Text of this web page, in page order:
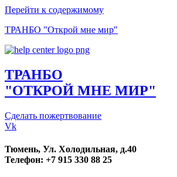
Перейти к содержимому
ТРАНБО "Открой мне мир"
ТРАНБО
"ОТКРОЙ МНЕ МИР"
Сделать пожертвование
Vk
Тюмень, Ул. Холодильная, д.40
Телефон: +7 915 330 88 25